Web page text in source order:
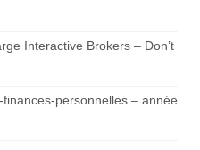
Interactive Brokers – Don’t
personnelles – année